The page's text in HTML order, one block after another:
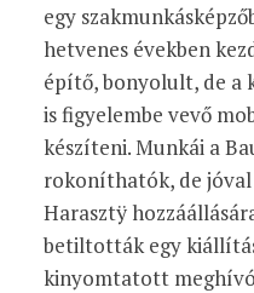
egy
hetvenes években
építő, bonyolult, de a
is figyelembe vevő
készíteni. Munkái a
rokoníthatók, de jóval
Harasztÿ
betiltották egy
kinyomtatott